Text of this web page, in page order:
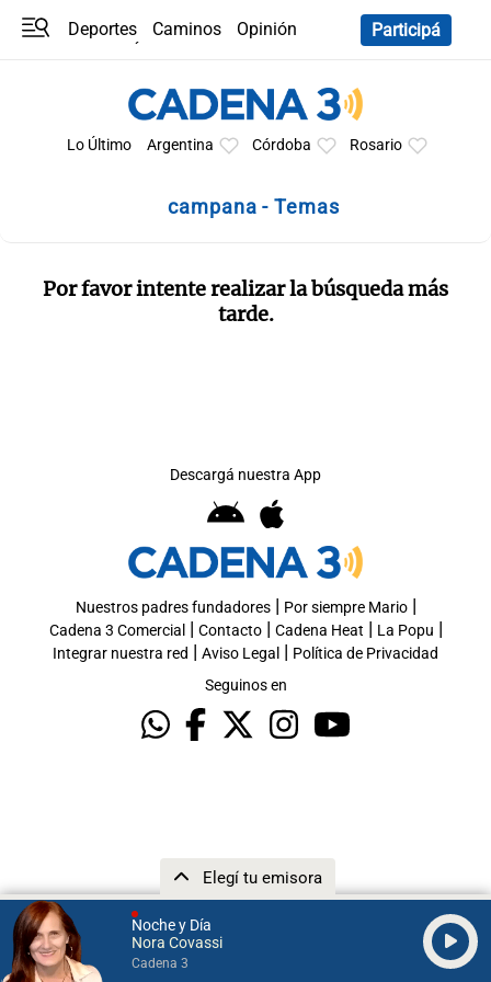
Noche y Día
Nora Covassi
Cadena 3
Elegí tu emisora
Deportes Caminos
Opinión
Participá
Lo Último Argentina Córdoba Rosario
campana - Temas
Por favor intente realizar la búsqueda más
tarde.
Descargá nuestra App
Nuestros padres fundadores| Por siempre Mario|
Cadena 3 Comercial | Contacto| Cadena Heat | La Popu |
Integrar nuestra red | Aviso Legal | Política de Privacidad
Seguinos en